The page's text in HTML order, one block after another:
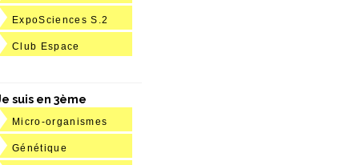
ExpoSciences S.2
Club Espace
suis en 3ème
Micro-organismes
Génétique